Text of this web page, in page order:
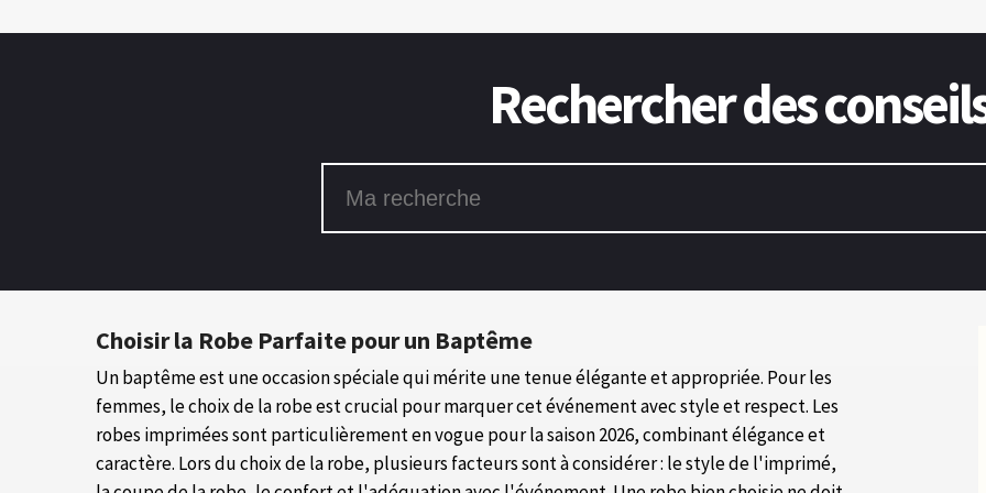
Choisir la Robe Parfaite pour un Baptême
Un baptême est une occasion spéciale qui mérite une tenue élégante et appropriée. Pour les
femmes, le choix de la robe est crucial pour marquer cet événement avec style et respect. Les
robes imprimées sont particulièrement en vogue pour la saison 2026, combinant élégance et
caractère. Lors du choix de la robe, plusieurs facteurs sont à considérer : le style de l'imprimé,
Rechercher des